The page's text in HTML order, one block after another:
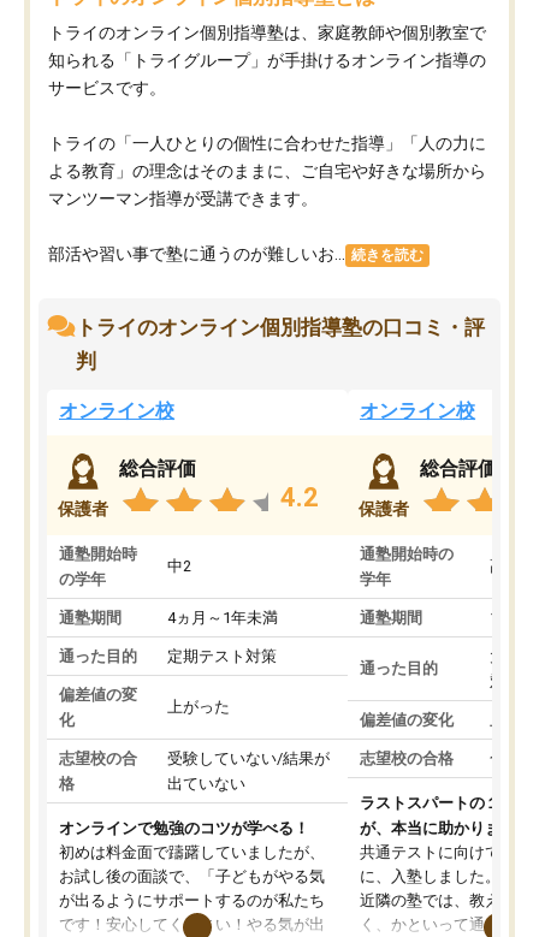
トライのオンライン個別指導塾は、家庭教師や個別教室で
知られる「トライグループ」が手掛けるオンライン指導の
サービスです。
トライの「一人ひとりの個性に合わせた指導」「人の力に
よる教育」の理念はそのままに、ご自宅や好きな場所から
マンツーマン指導が受講できます。
部活や習い事で塾に通うのが難しいお... 続きを読む
トライのオンライン個別指導塾の口コミ・評
判
オンライン校
保護者
総合評価
4.2
通塾開始時
の学年
中2
通塾期間 4ヵ月～1年未満
通った目的 定期テスト対策
偏差値の変
化
上がった
志望校の合
格
受験していない/結果が
出ていない
オンラインで勉強のコツが学べる！
初めは料金面で躊躇していましたが、
お試し後の面談で、「子どもがやる気
が出るようにサポートするのが私たち
です！安心してください！やる気が出
オンライン校
保護者
総合評価
通塾開始時の
学年
高3
通塾期間 1～3
通った目的
大学
対策
偏差値の変化
志望校の合格 合格
ラストスパートの１か月
が、本当に助かりました
共通テストに向けての追
に、入塾しました。田舎
近隣の塾では、教えても
く、かといって通うには